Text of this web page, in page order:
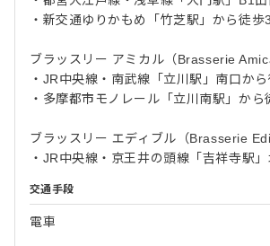
・新交通ゆりかもめ「竹芝駅」から徒歩
ブラッスリー アミカル（Brasserie
・JR中央線・南武線「立川駅」南口か
・多摩都市モノレール「立川南駅」から
ブラッスリー エディブル（Brasserie
・JR中央線・京王井の頭線「吉祥寺駅
交通手段
電車